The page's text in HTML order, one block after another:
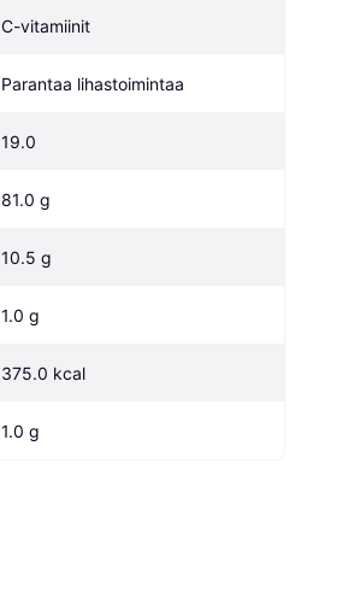
C-vitamiinit
Parantaa lihastoimintaa
19.0
81.0 g
10.5 g
1.0 g
375.0 kcal
1.0 g